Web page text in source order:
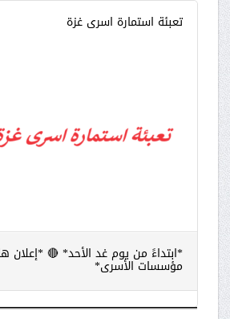
تعبئة استمارة اسرى غزة
*ابتداءً من يوم غد الأحد* 🔴 *إعلان
مؤسسات الأسرى*